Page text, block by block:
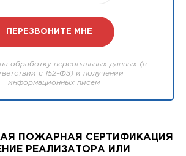
обработку персональных данных (в
с 152-ФЗ) и получении
информационных писем
ПОЖАРНАЯ СЕРТИФИКАЦИЯ
РЕАЛИЗАТОРА ИЛИ